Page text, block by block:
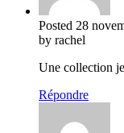
Posted 28
by rachel
Une collection
Répondre